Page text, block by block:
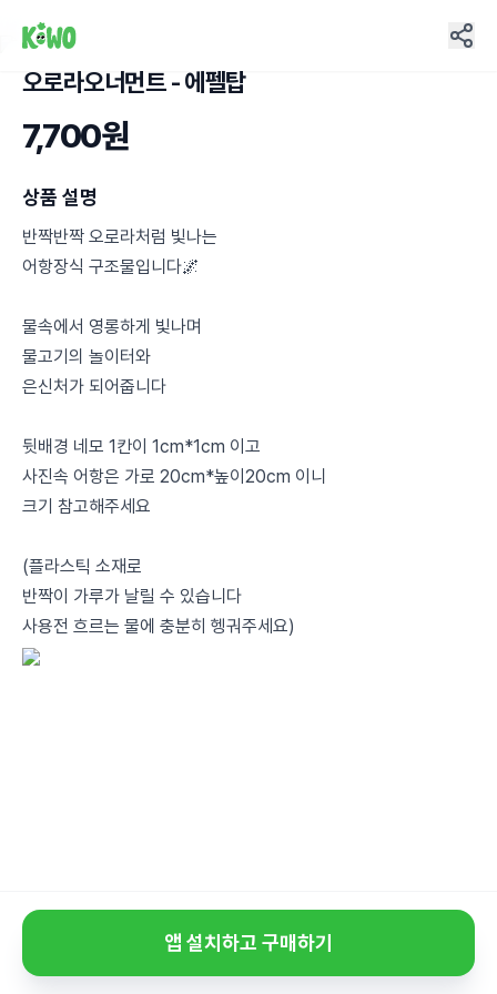
오로라오너먼트 - 에펠탑
7,700원
상품 설명
반짝반짝 오로라처럼 빛나는
어항장식 구조물입니다🌌
물속에서 영롱하게 빛나며
물고기의 놀이터와
은신처가 되어줍니다
뒷배경 네모 1칸이 1cm*1cm 이고
사진속 어항은 가로 20cm*높이20cm 이니
크기 참고해주세요
(플라스틱 소재로
반짝이 가루가 날릴 수 있습니다
사용전 흐르는 물에 충분히 헹궈주세요)
앱 설치하고 구매하기